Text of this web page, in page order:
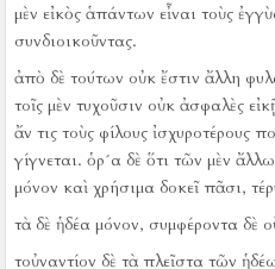
μὲν εἰκὸς ἁπάντων εἶναι τοὺς
συνδιοικοῦντας.
ἀπὸ δὲ τούτων οὐκ ἔστιν ἄλλη
τοῖς μὲν τυχοῦσιν οὐκ ἀσφαλὲς
ἄν τις τοὺς φίλους ἰσχυροτέρους
γίγνεται. ὁρ´α δὲ ὅτι τῶν μὲν
μόνον καὶ χρήσιμα δοκεῖ πᾶσι,
τὰ δὲ ἡδέα μόνον, συμφέροντα δὲ
τοὐναντίον δὲ τὰ πλεῖστα τῶν